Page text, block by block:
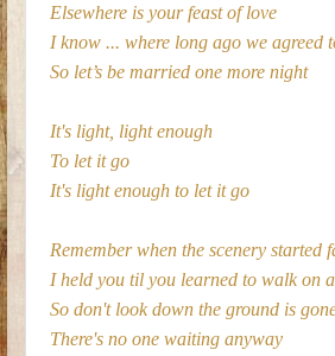
Elsewhere is your feast of love
I know ... where long ago we agreed
So let’s be married one more night
It's light, light enough
To let it go
It's light enough to let it go
Remember when the scenery started
I held you til you learned to walk on
So don't look down the ground is
There's no one waiting anyway